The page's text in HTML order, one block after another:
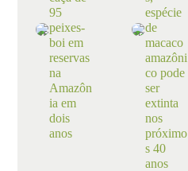
95
peixes-
boi em
reservas
na
Amazôn
ia em
dois
anos
espécie
de
macaco
amazôni
co pode
ser
extinta
nos
próximo
s 40
anos